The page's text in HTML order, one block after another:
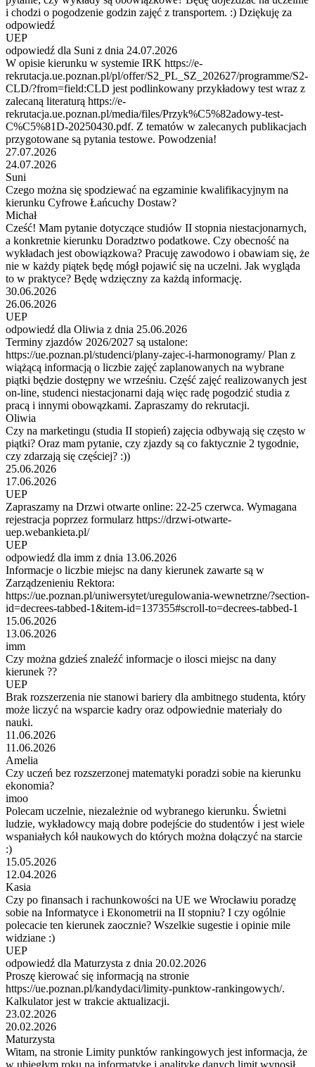
i chodzi o pogodzenie godzin zajęć z transportem. :) Dziękuję za
odpowiedź
UEP
odpowiedź dla Suni z dnia 24.07.2026
W opisie kierunku w systemie IRK https://e-
rekrutacja.ue.poznan.pl/pl/offer/S2_PL_SZ_202627/programme/S2-
CLD/?from=field:CLD jest podlinkowany przykładowy test wraz z
zalecaną literaturą https://e-
rekrutacja.ue.poznan.pl/media/files/Przyk%C5%82adowy-test-
C%C5%81D-20250430.pdf. Z tematów w zalecanych publikacjach
przygotowane są pytania testowe. Powodzenia!
27.07.2026
24.07.2026
Suni
Czego można się spodziewać na egzaminie kwalifikacyjnym na
kierunku Cyfrowe Łańcuchy Dostaw?
Michał
Cześć! Mam pytanie dotyczące studiów II stopnia niestacjonarnych,
a konkretnie kierunku Doradztwo podatkowe. Czy obecność na
wykładach jest obowiązkowa? Pracuję zawodowo i obawiam się, że
nie w każdy piątek będę mógł pojawić się na uczelni. Jak wygląda
to w praktyce? Będę wdzięczny za każdą informację.
30.06.2026
26.06.2026
UEP
odpowiedź dla Oliwia z dnia 25.06.2026
Terminy zjazdów 2026/2027 są ustalone:
https://ue.poznan.pl/studenci/plany-zajec-i-harmonogramy/ Plan z
wiążącą informacją o liczbie zajęć zaplanowanych na wybrane
piątki będzie dostępny we wrześniu. Część zajęć realizowanych jest
on-line, studenci niestacjonarni dają więc radę pogodzić studia z
pracą i innymi obowązkami. Zapraszamy do rekrutacji.
Oliwia
Czy na marketingu (studia II stopień) zajęcia odbywają się często w
piątki? Oraz mam pytanie, czy zjazdy są co faktycznie 2 tygodnie,
czy zdarzają się częściej? :))
25.06.2026
17.06.2026
UEP
Zapraszamy na Drzwi otwarte online: 22-25 czerwca. Wymagana
rejestracja poprzez formularz https://drzwi-otwarte-
uep.webankieta.pl/
UEP
odpowiedź dla imm z dnia 13.06.2026
Informacje o liczbie miejsc na dany kierunek zawarte są w
Zarządzenieniu Rektora:
https://ue.poznan.pl/uniwersytet/uregulowania-wewnetrzne/?section-
id=decrees-tabbed-1&item-id=137355#scroll-to=decrees-tabbed-1
15.06.2026
13.06.2026
imm
Czy można gdzieś znaleźć informacje o ilosci miejsc na dany
kierunek ??
UEP
Brak rozszerzenia nie stanowi bariery dla ambitnego studenta, który
może liczyć na wsparcie kadry oraz odpowiednie materiały do
nauki.
11.06.2026
11.06.2026
Amelia
Czy uczeń bez rozszerzonej matematyki poradzi sobie na kierunku
ekonomia?
imoo
Polecam uczelnie, niezależnie od wybranego kierunku. Świetni
ludzie, wykładowcy mają dobre podejście do studentów i jest wiele
wspaniałych kół naukowych do których można dołączyć na starcie
:)
15.05.2026
12.04.2026
Kasia
Czy po finansach i rachunkowości na UE we Wrocławiu poradzę
sobie na Informatyce i Ekonometrii na II stopniu? I czy ogólnie
polecacie ten kierunek zaocznie? Wszelkie sugestie i opinie mile
widziane :)
UEP
odpowiedź dla Maturzysta z dnia 20.02.2026
Proszę kierować się informacją na stronie
https://ue.poznan.pl/kandydaci/limity-punktow-rankingowych/.
Kalkulator jest w trakcie aktualizacji.
23.02.2026
20.02.2026
Maturzysta
Witam, na stronie Limity punktów rankingowych jest informacja, że
w ubiegłym roku na informatykę i analitykę danych limit wynosił